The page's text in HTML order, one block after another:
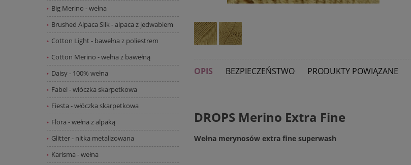
Big Merino - wełna
Brushed Alpaca Silk - alpaca z jedwabiem
Cotton Light - bawełna z poliestrem
Cotton Merino - wełna z bawełną
Daisy - 100% wełna
Fabel - włóczka skarpetkowa
Fiesta - włóczka skarpetkowa
Flora - wełna z alpaką
Glitter - nitka metalizowana
Karisma - wełna
OPIS BEZPIECZEŃSTWO PRODUKTY POWIĄZANE
DROPS Merino Extra Fine
Wełna merynosów extra fine superwash